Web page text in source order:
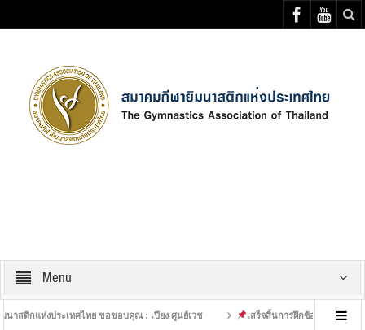
Menu
ประเทศไทย ขอขอบคุณ : เปียง ศูนย์เวช เสร็จสิ้นการฝึกซ้อมที่หนักของนักกีฬายิมน